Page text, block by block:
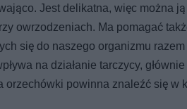
Jest delikatna, więc można
owrzodzeniach. Ma pomagać
się do naszego organizmu
na działanie tarczycy,
orzechówki powinna znaleźć się w